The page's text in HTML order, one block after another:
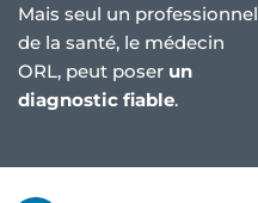
Mais seul un professionnel
de la santé, le médecin
ORL, peut poser un
diagnostic fiable.